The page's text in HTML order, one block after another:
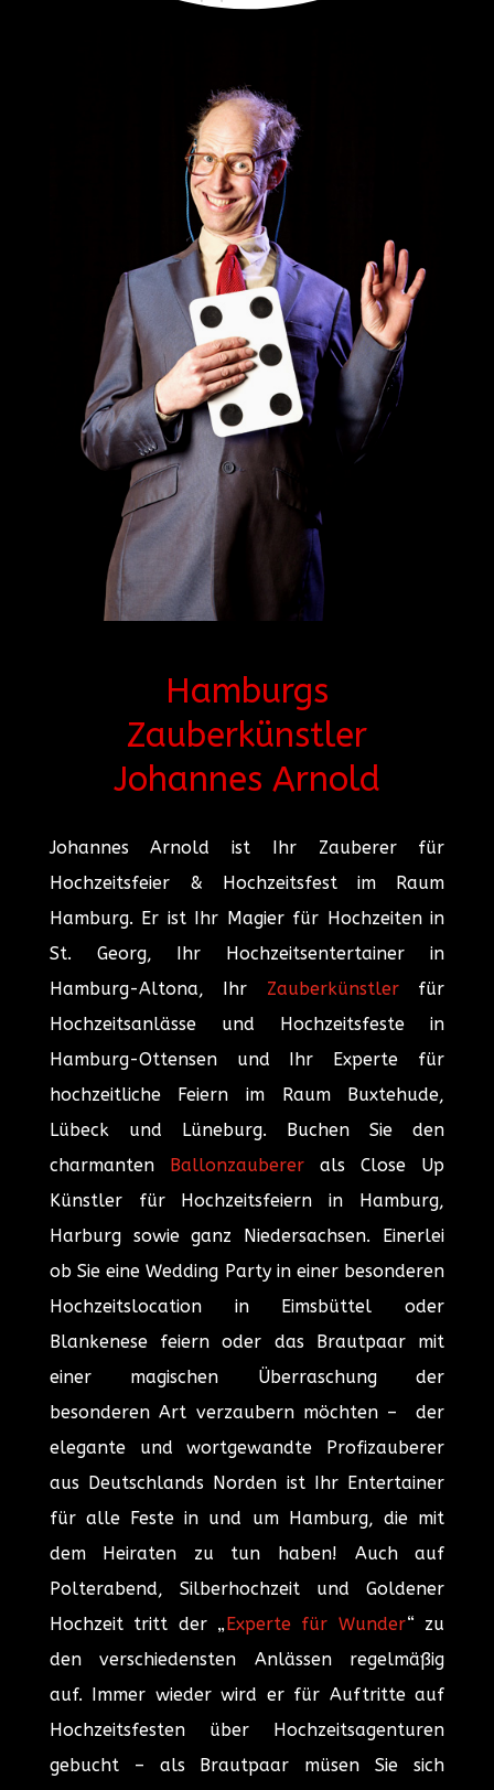
Hamburgs
Zauberkünstler
Johannes Arnold
Johannes Arnold ist Ihr Zauberer für
Hochzeitsfeier & Hochzeitsfest im Raum
Hamburg. Er ist Ihr Magier für Hochzeiten in
St. Georg, Ihr Hochzeitsentertainer in
Hamburg-Altona, Ihr Zauberkünstlerfür
Hochzeitsanlässe und Hochzeitsfeste in
Hamburg-Ottensen und Ihr Experte für
hochzeitliche Feiern im Raum Buxtehude,
Lübeck und Lüneburg. Buchen Sie den
charmanten
Ballonzaubererals Close Up
Künstler für Hochzeitsfeiern in Hamburg,
Harburg sowie ganz Niedersachsen. Einerlei
ob Sie eine Wedding Party in einer besonderen
Hochzeitslocation in Eimsbüttel oder
Blankenese feiern oder das Brautpaar mit
einer magischen Überraschung der
besonderen Art verzaubern möchten – der
elegante und wortgewandte Profizauberer
aus Deutschlands Norden ist Ihr Entertainer
für alle Feste in und um Hamburg, die mit
dem Heiraten zu tun haben! Auch auf
Polterabend, Silberhochzeit und Goldener
Hochzeit tritt der „ Experte für Wunder“ zu
den verschiedensten Anlässen regelmäßig
auf. Immer wieder wird er für Auftritte auf
Hochzeitsfesten über Hochzeitsagenturen
gebucht – als Brautpaar müsen Sie sich